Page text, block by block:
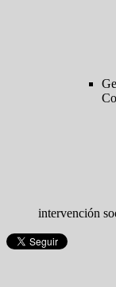
intervención